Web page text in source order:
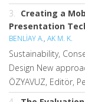
3. Creating a
Presentation
BENLİAY A., AK M. K.
Sustainability,
Design New
ÖZYAVUZ, Editör,